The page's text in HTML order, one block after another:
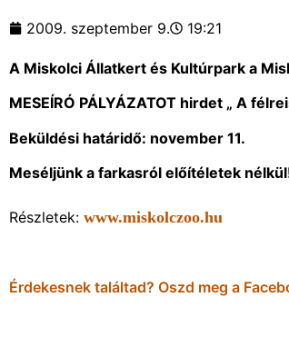
2009. szeptember 9. 19:21
A Miskolci Állatkert és Kultúrpark a
MESEÍRÓ PÁLYÁZATOT hirdet „ A
Beküldési határidő: november 11.
Meséljünk a farkasról előítéletek
Részletek: www.miskolczoo.hu
Érdekesnek találtad? Oszd meg a